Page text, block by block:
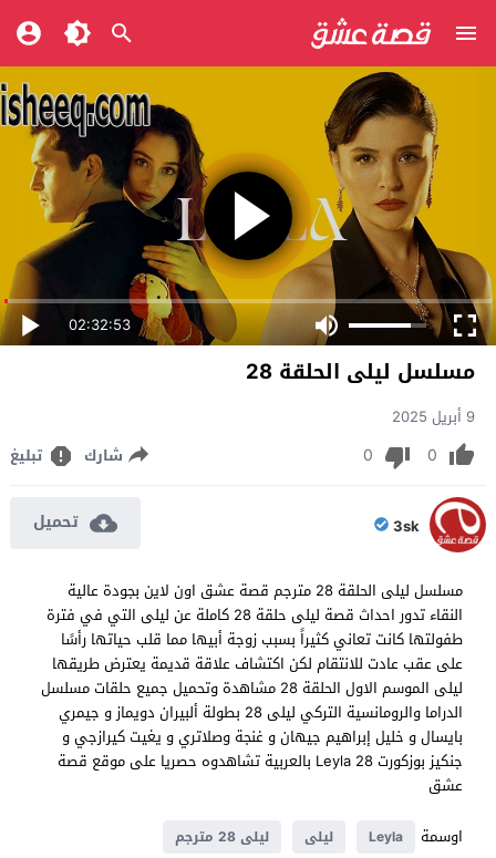
02:32:53
مسلسل ليلى الحلقة 28
9 أبريل 2025
0
0 شارك تبليغ
3sk تحميل
مسلسل ليلى الحلقة 28 مترجم قصة عشق اون لاين بجودة عالية
النقاء تدور احداث قصة ليلى حلقة 28 كاملة عن ليلى التي في فترة
طفولتها كانت تعاني كثيراً بسبب زوجة أبيها مما قلب حياتها رأسًا
على عقب عادت للانتقام لكن اكتشاف علاقة قديمة يعترض طريقها
ليلى الموسم الاول الحلقة 28 مشاهدة وتحميل جميع حلقات مسلسل
الدراما والرومانسية التركي ليلى 28 بطولة ألبيران دويماز و جيمري
بايسال و خليل إبراهيم جيهان و غنجة وصلاتري و يغيت كيرازجي و
جنكيز بوزكورت Leyla 28 بالعربية تشاهدوه حصريا على موقع قصة
عشق
اوسمة
Leyla ليلى
ليلى 28 مترجم